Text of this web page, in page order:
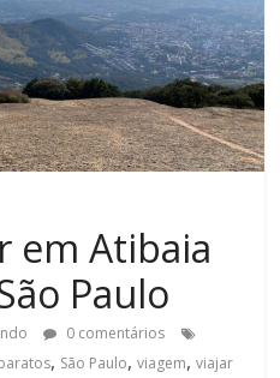
em Atibaia
Paulo
0 comentários
, São Paulo,viagem,viajar